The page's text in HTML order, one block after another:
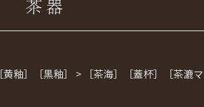
［黄釉］［黒釉］ > ［茶海］［蓋杯］［茶漉マ